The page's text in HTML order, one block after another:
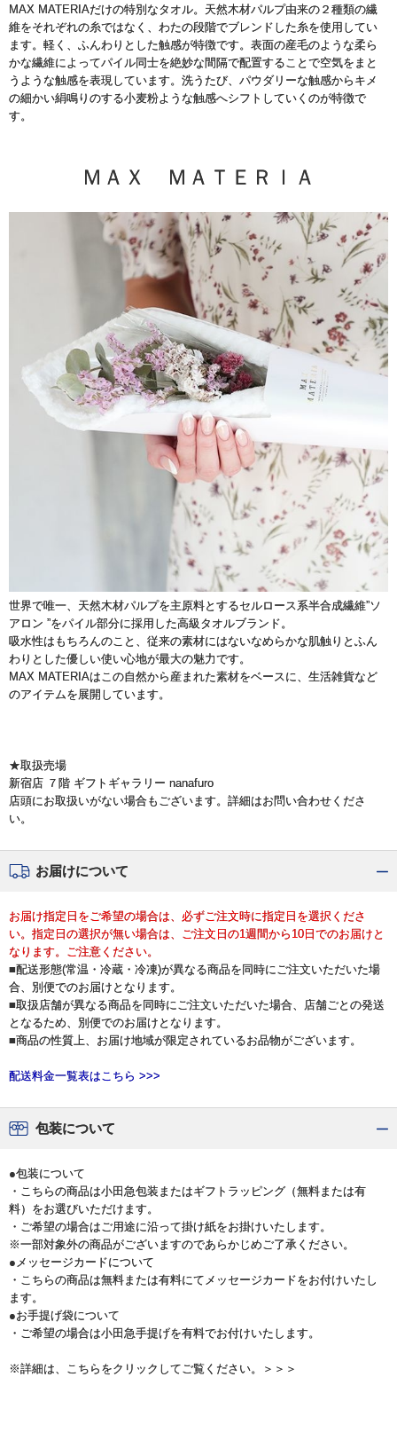
MAX MATERIAだけの特別なタオル。天然木材パルプ由来の２種類の繊
維をそれぞれの糸ではなく、わたの段階でブレンドした糸を使用してい
ます。軽く、ふんわりとした触感が特徴です。表面の産毛のような柔ら
かな繊維によってパイル同士を絶妙な間隔で配置することで空気をまと
うような触感を表現しています。洗うたび、パウダリーな触感からキメ
の細かい絹鳴りのする小麦粉ような触感へシフトしていくのが特徴で
す。
ＭＡＸ ＭＡＴＥＲＩＡ
世界で唯一、天然木材パルプを主原料とするセルロース系半合成繊維”ソ
アロン ”をパイル部分に採用した高級タオルブランド。
吸水性はもちろんのこと、従来の素材にはないなめらかな肌触りとふん
わりとした優しい使い心地が最大の魅力です。
MAX MATERIAはこの自然から産まれた素材をベースに、生活雑貨など
のアイテムを展開しています。
★取扱売場
新宿店 ７階 ギフトギャラリー nanafuro
店頭にお取扱いがない場合もございます。詳細はお問い合わせくださ
い。
お届けについて
お届け指定日をご希望の場合は、必ずご注文時に指定日を選択くださ
い。指定日の選択が無い場合は、ご注文日の1週間から10日でのお届けと
なります。ご注意ください。
■配送形態(常温・冷蔵・冷凍)が異なる商品を同時にご注文いただいた場
合、別便でのお届けとなります。
■取扱店舗が異なる商品を同時にご注文いただいた場合、店舗ごとの発送
となるため、別便でのお届けとなります。
■商品の性質上、お届け地域が限定されているお品物がございます。
配送料金一覧表はこちら >>>
包装について
●包装について
・こちらの商品は小田急包装またはギフトラッピング（無料または有
料）をお選びいただけます。
・ご希望の場合はご用途に沿って掛け紙をお掛けいたします。
※一部対象外の商品がございますのであらかじめご了承ください。
●メッセージカードについて
・こちらの商品は無料または有料にてメッセージカードをお付けいたし
ます。
●お手提げ袋について
・ご希望の場合は小田急手提げを有料でお付けいたします。
※詳細は、こちらをクリックしてご覧ください。＞＞＞